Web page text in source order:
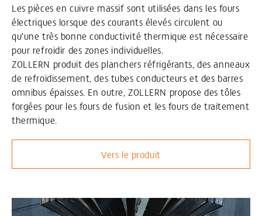
Les pièces en cuivre massif sont utilisées dans les fours
électriques lorsque des courants élevés circulent ou
qu’une très bonne conductivité thermique est nécessaire
pour refroidir des zones individuelles.
ZOLLERN produit des planchers réfrigérants, des anneaux
de refroidissement, des tubes conducteurs et des barres
omnibus épaisses. En outre, ZOLLERN propose des tôles
forgées pour les fours de fusion et les fours de traitement
thermique.
Vers le produit